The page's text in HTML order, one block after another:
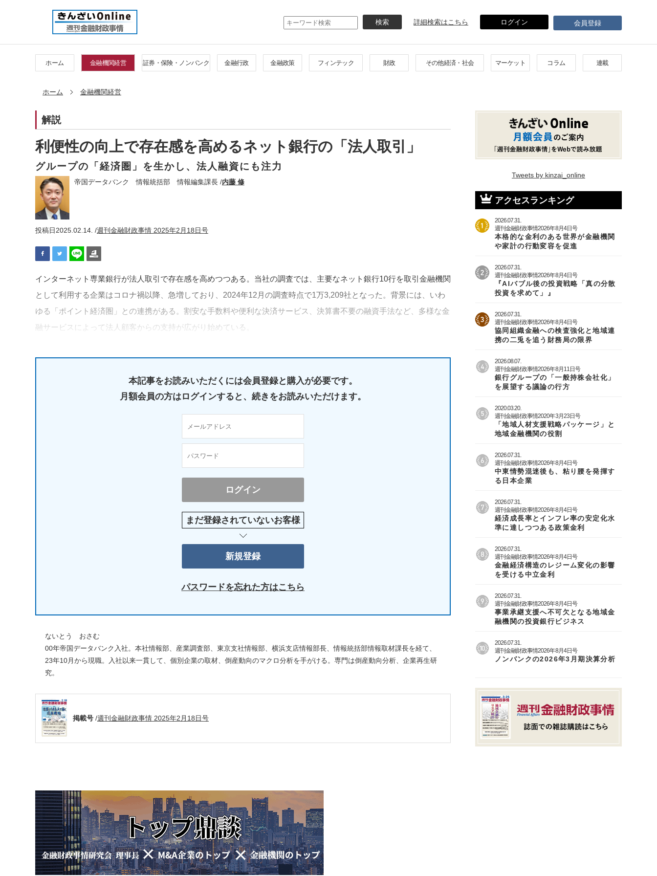
イ
ン
テ
ン
詳細検索はこちら ログイン 会員登録
ホーム 金融機関経営 証券・保険・ノンバンク 金融行政 金融政策 フィンテック 財政 その他経済・社会 マーケット コラム 連載
ホーム 金融機関経営
解説
利便性の向上で存在感を高めるネット銀行の「法人取引」
グループの「経済圏」を生かし、法人融資にも注力
帝国データバンク 情報統括部 情報編集課長 /内藤 修
投稿日2025.02.14. /週刊金融財政事情 2025年2月18日号
インターネット専業銀行が法人取引で存在感を高めつつある。当社の調査では、主要なネット銀行10行を取引金融機関
として利用する企業はコロナ禍以降、急増しており、2024年12月の調査時点で1万3,209社となった。背景には、いわ
ゆる「ポイント経済圏」との連携がある。割安な手数料や便利な決済サービス、決算書不要の融資手法など、多様な金
融サービスによって法人顧客からの支持が広がり始めている。
本記事をお読みいただくには会員登録と購入が必要です。
月額会員の方はログインすると、 続きをお読みいただけます。
まだ登録されていないお客様
パスワードを忘れた方はこちら
ないとう おさむ
00年帝国データバンク入社。本社情報部、産業調査部、東京支社情報部、横浜支店情報部長、情報統括部情報取材課長を経て、
23年10月から現職。入社以来一貫して、個別企業の取材、倒産動向のマクロ分析を手がける。専門は倒産動向分析、企業再生研
究。
掲載号 /週刊金融財政事情 2025年2月18日号
Tweets by kinzai_online
アクセスランキング
2026.07.31.
週刊金融財政事情2026年8月4日号
本格的な金利のある世界が金融機関
や家計の行動変容を促進
2026.07.31.
週刊金融財政事情2026年8月4日号
『AIバブル後の投資戦略「真の分散
投資を求めて」』
2026.07.31.
週刊金融財政事情2026年8月4日号
協同組織金融への検査強化と地域連
携の二兎を追う財務局の限界
2026.08.07.
週刊金融財政事情2026年8月11日号
銀行グループの「一般持株会社化」
を展望する議論の行方
2020.03.20.
週刊金融財政事情2020年3月23日号
「地域人材支援戦略パッケージ」と
地域金融機関の役割
2026.07.31.
週刊金融財政事情2026年8月4日号
中東情勢混迷後も、粘り腰を発揮す
る日本企業
2026.07.31.
週刊金融財政事情2026年8月4日号
経済成長率とインフレ率の安定化水
準に達しつつある政策金利
2026.07.31.
週刊金融財政事情2026年8月4日号
金融経済構造のレジーム変化の影響
を受ける中立金利
2026.07.31.
週刊金融財政事情2026年8月4日号
事業承継支援へ不可欠となる地域金
融機関の投資銀行ビジネス
2026.07.31.
週刊金融財政事情2026年8月4日号
ノンバンクの2026年3月期決算分析